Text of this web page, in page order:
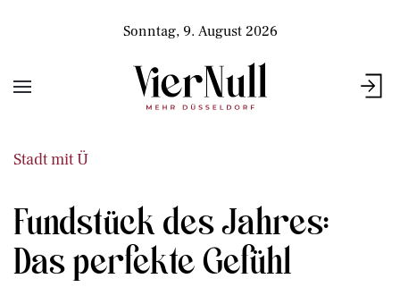
Sonntag, 9. August 2026
Stadt mit Ü
Fundstück des Jahres:
Das perfekte Gefühl